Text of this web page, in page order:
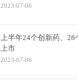
2023-07-06
上半年24个创新药、
上市
2023-07-06